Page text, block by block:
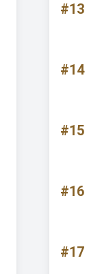
#13
#14
#15
#16
#17